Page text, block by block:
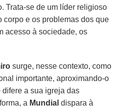
Trata-se de um líder religioso
corpo e os problemas dos que
acesso à sociedade, os
surge, nesse contexto, como
importante, aproximando-o
a sua igreja das
a Mundial dispara à